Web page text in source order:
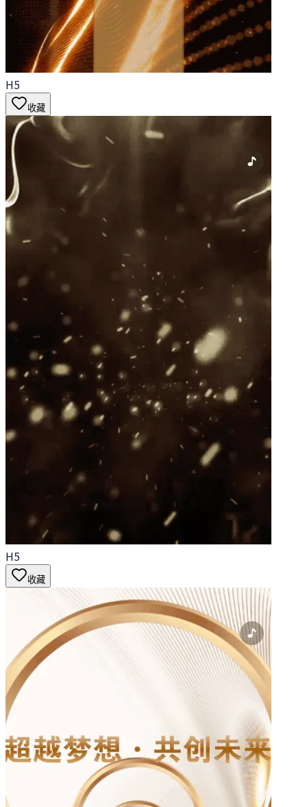
H5
收藏
H5
收藏